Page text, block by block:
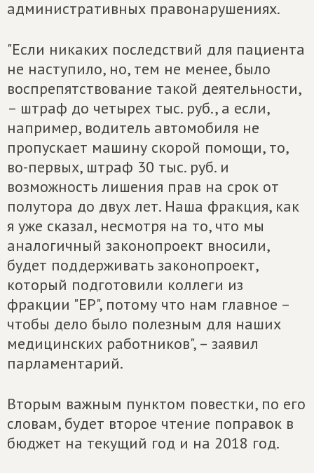
административных правонарушениях.
"Если никаких последствий для пациента
не наступило, но, тем не менее, было
воспрепятствование такой деятельности,
– штраф до четырех тыс. руб., а если,
например, водитель автомобиля не
пропускает машину скорой помощи, то,
во-первых, штраф 30 тыс. руб. и
возможность лишения прав на срок от
полутора до двух лет. Наша фракция, как
я уже сказал, несмотря на то, что мы
аналогичный законопроект вносили,
будет поддерживать законопроект,
который подготовили коллеги из
фракции "ЕР", потому что нам главное –
чтобы дело было полезным для наших
медицинских работников", – заявил
парламентарий.
Вторым важным пунктом повестки, по его
словам, будет второе чтение поправок в
бюджет на текущий год и на 2018 год.